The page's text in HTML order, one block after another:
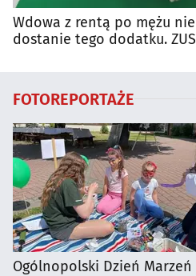
Wdowa z rentą po mężu nie
dostanie tego dodatku. ZUS
FOTOREPORTAŻE
Ogólnopolski Dzień Marzeń